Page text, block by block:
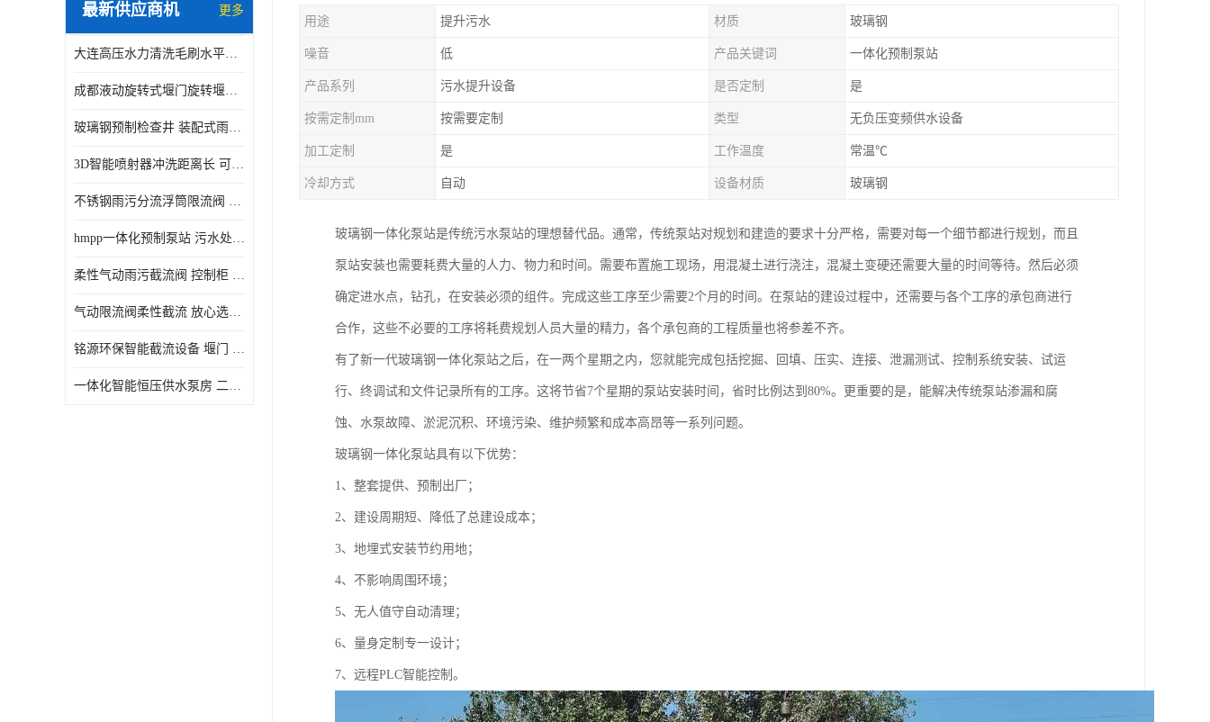
智能一体化供水泵房
智能一体化净水设备
最新供应商机 更多
大连高压水力清洗毛刷水平自清洁滚刷 水力自动冲洗系统 水力清洗
成都液动旋转式堰门旋转堰门 自动控制 SUS304
玻璃钢预制检查井 装配式雨水污水井 初期弃流井 源头厂家
3D智能喷射器冲洗距离长 可270度旋转 高强度水压远距离喷洗
不锈钢雨污分流浮筒限流阀 DN150-DN1000 品质可信
hmpp一体化预制泵站 污水处理系统 乡镇学校市政排水 厂家供应
柔性气动雨污截流阀 控制柜 远程控制安全性高检修方便
气动限流阀柔性截流 放心选购 控源截污铭源环保
铭源环保智能截流设备 堰门 铸铁调节闸门作用 源头商家 可定制
一体化智能恒压供水泵房 二次加压供水设备户外智慧泵房
用途 提升污水 材质 玻璃钢
噪音 低 产品关键词 一体化预制泵站
产品系列 污水提升设备 是否定制 是
按需定制mm 按需要定制 类型 无负压变频供水设备
加工定制 是 工作温度 常温℃
冷却方式 自动 设备材质 玻璃钢
玻璃钢一体化泵站是传统污水泵站的理想替代品。通常，传统泵站对规划和建造的要求十分严格，需要对每一个细节都进行规划，而且
泵站安装也需要耗费大量的人力、物力和时间。需要布置施工现场，用混凝土进行浇注，混凝土变硬还需要大量的时间等待。然后必须
确定进水点，钻孔，在安装必须的组件。完成这些工序至少需要2个月的时间。在泵站的建设过程中，还需要与各个工序的承包商进行
合作，这些不必要的工序将耗费规划人员大量的精力，各个承包商的工程质量也将参差不齐。
有了新一代玻璃钢一体化泵站之后，在一两个星期之内，您就能完成包括挖掘、回填、压实、连接、泄漏测试、控制系统安装、试运
行、终调试和文件记录所有的工序。这将节省7个星期的泵站安装时间，省时比例达到80%。更重要的是，能解决传统泵站渗漏和腐
蚀、水泵故障、淤泥沉积、环境污染、维护频繁和成本高昂等一系列问题。
玻璃钢一体化泵站具有以下优势：
1、整套提供、预制出厂；
2、建设周期短、降低了总建设成本；
3、地埋式安装节约用地；
4、不影响周围环境；
5、无人值守自动清理；
6、量身定制专一设计；
7、远程PLC智能控制。